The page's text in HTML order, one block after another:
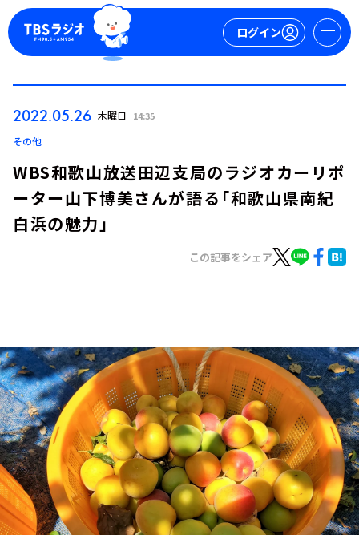
ログイン
TBS Podcast
お知らせ
イベント・グッズ
YouTube
会社情報
2022.05.26 木曜日 14:35
その他
WBS和歌山放送田辺支局のラジオカーリポ
ーター山下博美さんが語る「和歌山県南紀
白浜の魅力」
この記事をシェア